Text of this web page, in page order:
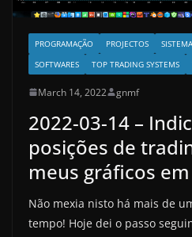
PROGRAMAÇÃO PROJECTOS
SOFTWARES
TOP TRADING SYSTEMS
March 14, 2022 gnmf
2022-03-14 –
posições de
meus gráficos
Não mexia nisto há mais de
tempo! Hoje dei o passo